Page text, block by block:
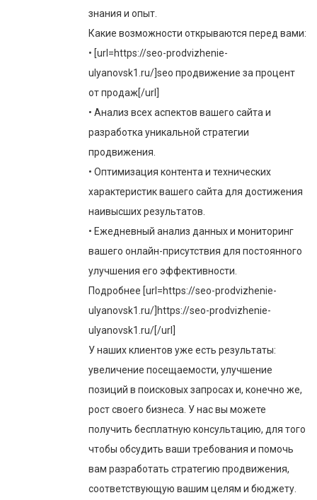
знания и опыт.
Какие возможности открываются перед вами:
• [url=https://seo-prodvizhenie-
ulyanovsk1.ru/]seo продвижение за процент
от продаж[/url]
• Анализ всех аспектов вашего сайта и
разработка уникальной стратегии
продвижения.
• Оптимизация контента и технических
характеристик вашего сайта для достижения
наивысших результатов.
• Ежедневный анализ данных и мониторинг
вашего онлайн-присутствия для постоянного
улучшения его эффективности.
Подробнее [url=https://seo-prodvizhenie-
ulyanovsk1.ru/]https://seo-prodvizhenie-
ulyanovsk1.ru/[/url]
У наших клиентов уже есть результаты:
увеличение посещаемости, улучшение
позиций в поисковых запросах и, конечно же,
рост своего бизнеса. У нас вы можете
получить бесплатную консультацию, для того
чтобы обсудить ваши требования и помочь
вам разработать стратегию продвижения,
соответствующую вашим целям и бюджету.